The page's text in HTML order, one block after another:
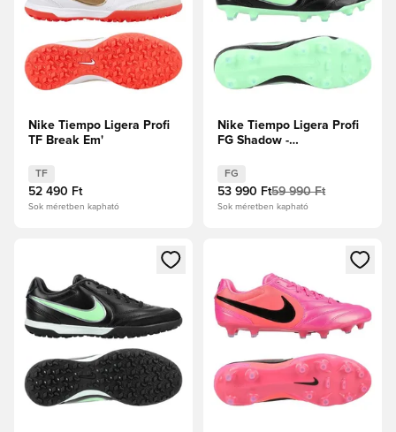
Nike Tiempo Ligera Profi
TF Break Em'
TF
52 490 Ft
Sok méretben kapható
Nike Tiempo Ligera Profi
FG Shadow -
FG
53 990 Ft59 990 Ft
Sok méretben kapható
Megnyit egy modált a bejelentkezéshez vagy a tagként
Megnyit egy modált a